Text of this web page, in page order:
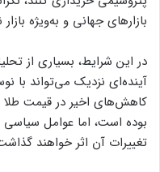
بازارهای جهانی و به‌ویژه
در این شرایط، بسیاری از
آینده‌ای نزدیک می‌تواند با
کاهش‌های اخیر در قیمت
بوده است، اما عوامل
تغییرات آن اثر خواهند